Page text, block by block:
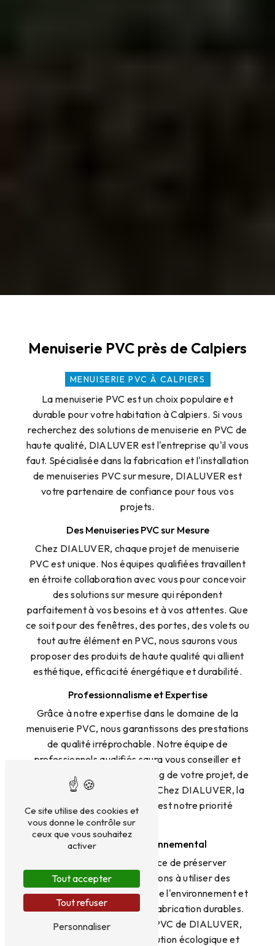
Menuiserie PVC près de Calpiers
MENUISERIE PVC À CALPIERS
La menuiserie PVC est un choix populaire et
durable pour votre habitation à Calpiers. Si vous
recherchez des solutions de menuiserie en PVC de
haute qualité, DIALUVER est l'entreprise qu'il vous
faut. Spécialisée dans la fabrication et l'installation
de menuiseries PVC sur mesure, DIALUVER est
votre partenaire de confiance pour tous vos
projets.
Des Menuiseries PVC sur Mesure
Chez DIALUVER, chaque projet de menuiserie
PVC est unique. Nos équipes qualifiées travaillent
en étroite collaboration avec vous pour concevoir
des solutions sur mesure qui répondent
parfaitement à vos besoins et à vos attentes. Que
ce soit pour des fenêtres, des portes, des volets ou
tout autre élément en PVC, nous saurons vous
proposer des produits de haute qualité qui allient
esthétique, efficacité énergétique et durabilité.
Professionnalisme et Expertise
Grâce à notre expertise dans le domaine de la
menuiserie PVC, nous garantissons des prestations
de qualité irréprochable. Notre équipe de
professionnels qualifiés saura vous conseiller et
vous accompagner tout au long de votre projet, de
la conception à l'installation. Chez DIALUVER, la
satisfaction de nos clients est notre priorité
absolue.
Engagement Environnemental
Conscients de l'importance de préserver
l'environnement, nous veillons à utiliser des
matériaux PVC respectueux de l'environnement et
à adopter des pratiques de fabrication durables.
Opter pour les menuiseries PVC de DIALUVER,
c'est faire le choix d'une solution écologique et
Ce site utilise des cookies et
vous donne le contrôle sur
ceux que vous souhaitez
activer
Tout accepter
Tout refuser
Personnaliser